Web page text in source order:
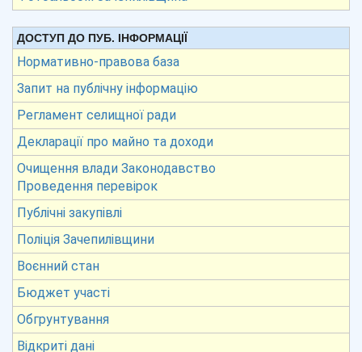
ДОСТУП ДО ПУБ. ІНФОРМАЦІЇ
Нормативно-правова база
Запит на публічну інформацію
Регламент селищної ради
Декларації про майно та доходи
Очищення влади Законодавство
Проведення перевірок
Публічні закупівлі
Поліція Зачепилівщини
Воєнний стан
Бюджет участі
Обгрунтування
Відкриті дані